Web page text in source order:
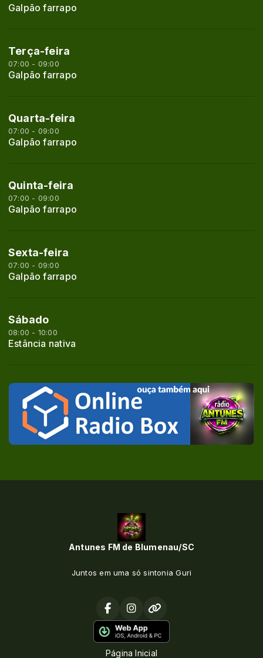
Galpão farrapo
Terça-feira
07:00 - 09:00
Galpão farrapo
Quarta-feira
07:00 - 09:00
Galpão farrapo
Quinta-feira
07:00 - 09:00
Galpão farrapo
Sexta-feira
07:00 - 09:00
Galpão farrapo
Sábado
08:00 - 10:00
Estância nativa
Antunes FM de Blumenau/SC
Juntos em uma só sintonia Guri
Página Inicial